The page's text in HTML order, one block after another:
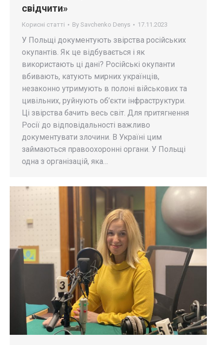
свідчити»
Корисні статті By Savchenko Denys 17.11.2023
У Польщі документують звірства російських
окупантів. Як це відбувається і як
використають ці дані? Російські окупанти
вбивають, катують мирних українців,
незаконно утримують в полоні військових та
цивільних, руйнують об’єкти інфраструктури.
Ці звірства бачить весь світ. Для притягнення
Росії до відповідальності важливо
документувати злочини. В Україні цим
займаються правоохоронні органи. У Польщі
одна з організацій, яка…